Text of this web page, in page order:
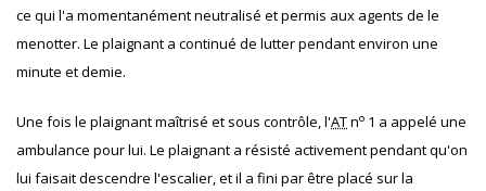
ce qui l'a momentanément neutralisé et permis aux agents de le
menotter. Le plaignant a continué de lutter pendant environ une
minute et demie.
Une fois le plaignant maîtrisé et sous contrôle, l'ATno 1 a appelé une
ambulance pour lui. Le plaignant a résisté activement pendant qu'on
lui faisait descendre l'escalier, et il a fini par être placé sur la